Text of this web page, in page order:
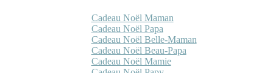
Cadeau Noël Maman
Cadeau Noël Papa
Cadeau Noël Belle-Maman
Cadeau Noël Beau-Papa
Cadeau Noël Mamie